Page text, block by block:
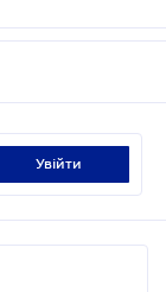
увійти